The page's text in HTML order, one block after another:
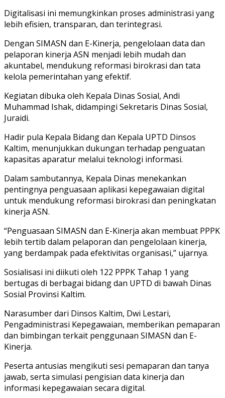
Digitalisasi ini memungkinkan proses administrasi yang
lebih efisien, transparan, dan terintegrasi.
Dengan SIMASN dan E-Kinerja, pengelolaan data dan
pelaporan kinerja ASN menjadi lebih mudah dan
akuntabel, mendukung reformasi birokrasi dan tata
kelola pemerintahan yang efektif.
Kegiatan dibuka oleh Kepala Dinas Sosial, Andi
Muhammad Ishak, didampingi Sekretaris Dinas Sosial,
Juraidi.
Hadir pula Kepala Bidang dan Kepala UPTD Dinsos
Kaltim, menunjukkan dukungan terhadap penguatan
kapasitas aparatur melalui teknologi informasi.
Dalam sambutannya, Kepala Dinas menekankan
pentingnya penguasaan aplikasi kepegawaian digital
untuk mendukung reformasi birokrasi dan peningkatan
kinerja ASN.
“Penguasaan SIMASN dan E-Kinerja akan membuat PPPK
lebih tertib dalam pelaporan dan pengelolaan kinerja,
yang berdampak pada efektivitas organisasi,” ujarnya.
Sosialisasi ini diikuti oleh 122 PPPK Tahap 1 yang
bertugas di berbagai bidang dan UPTD di bawah Dinas
Sosial Provinsi Kaltim.
Narasumber dari Dinsos Kaltim, Dwi Lestari,
Pengadministrasi Kepegawaian, memberikan pemaparan
dan bimbingan terkait penggunaan SIMASN dan E-
Kinerja.
Peserta antusias mengikuti sesi pemaparan dan tanya
jawab, serta simulasi pengisian data kinerja dan
informasi kepegawaian secara digital.